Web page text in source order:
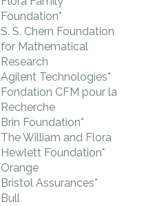
Foundation*
S. S. Chern Foundation
for Mathematical
Research
Agilent Technologies*
Fondation CFM pour la
Recherche
Brin Foundation*
The William and Flora
Hewlett Foundation*
Orange
Bristol Assurances*
Bull